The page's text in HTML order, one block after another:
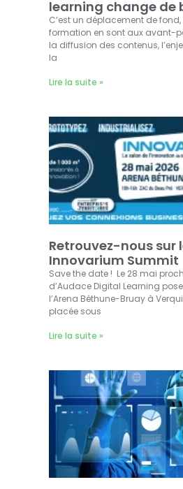
learning change de
C’est un déplacement de
formation en sont aux avant-
la diffusion des contenus,
la
Lire la suite »
Retrouvez-nous sur
Innovarium Summit
Save the date ! Le 28 mai
d’Audace Digital Learning
l’Arena Béthune-Bruay à
placée sous
Lire la suite »